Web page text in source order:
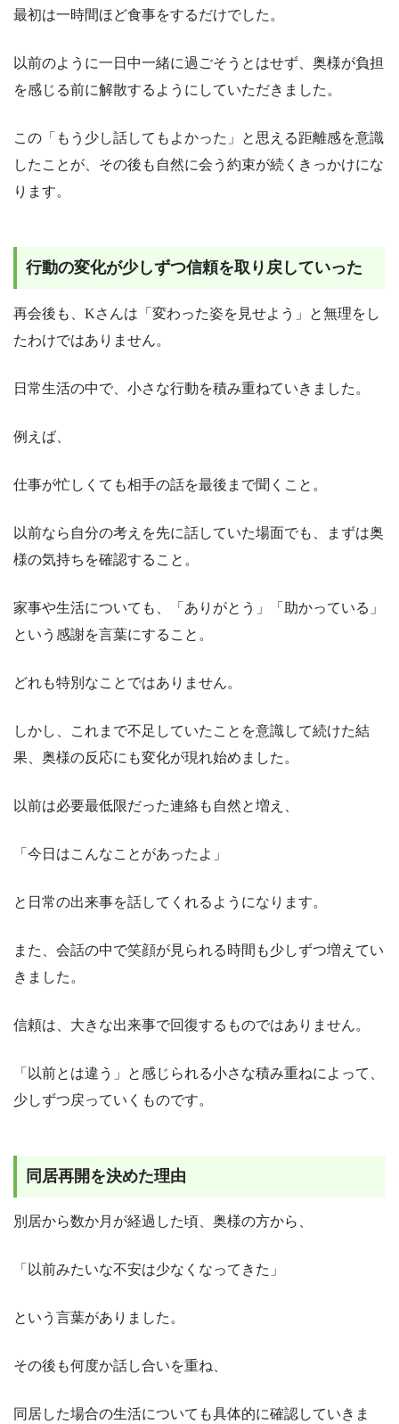
最初は一時間ほど食事をするだけでした。
以前のように一日中一緒に過ごそうとはせず、奥様が負担
を感じる前に解散するようにしていただきました。
この「もう少し話してもよかった」と思える距離感を意識
したことが、その後も自然に会う約束が続くきっかけにな
ります。
行動の変化が少しずつ信頼を取り戻していった
再会後も、Kさんは「変わった姿を見せよう」と無理をし
たわけではありません。
日常生活の中で、小さな行動を積み重ねていきました。
例えば、
仕事が忙しくても相手の話を最後まで聞くこと。
以前なら自分の考えを先に話していた場面でも、まずは奥
様の気持ちを確認すること。
家事や生活についても、「ありがとう」「助かっている」
という感謝を言葉にすること。
どれも特別なことではありません。
しかし、これまで不足していたことを意識して続けた結
果、奥様の反応にも変化が現れ始めました。
以前は必要最低限だった連絡も自然と増え、
「今日はこんなことがあったよ」
と日常の出来事を話してくれるようになります。
また、会話の中で笑顔が見られる時間も少しずつ増えてい
きました。
信頼は、大きな出来事で回復するものではありません。
「以前とは違う」と感じられる小さな積み重ねによって、
少しずつ戻っていくものです。
同居再開を決めた理由
別居から数か月が経過した頃、奥様の方から、
「以前みたいな不安は少なくなってきた」
という言葉がありました。
その後も何度か話し合いを重ね、
同居した場合の生活についても具体的に確認していきま